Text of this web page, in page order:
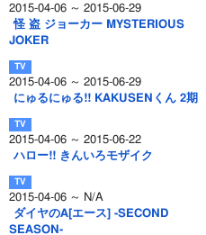
2015-04-06 ～ 2015-06-29
怪 盗 ジョーカー MYSTERIOUS
JOKER
2015-04-06 ～ 2015-06-29
にゅるにゅる!! KAKUSENくん 2期
2015-04-06 ～ 2015-06-22
ハロー!! きんいろモザイク
2015-04-06 ～ N/A
ダイヤのA[エース] -SECOND
SEASON-